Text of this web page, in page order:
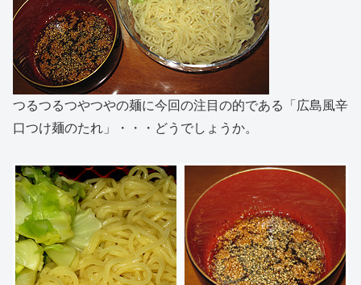
つるつるつやつやの麺に今回の注目の的である「広島風辛
口つけ麺のたれ」・・・どうでしょうか。